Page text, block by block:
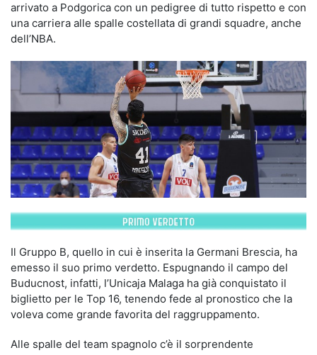
arrivato a Podgorica con un pedigree di tutto rispetto e con
una carriera alle spalle costellata di grandi squadre, anche
dell’NBA.
Il Gruppo B, quello in cui è inserita la Germani Brescia, ha
emesso il suo primo verdetto. Espugnando il campo del
Buducnost, infatti, l’Unicaja Malaga ha già conquistato il
biglietto per le Top 16, tenendo fede al pronostico che la
voleva come grande favorita del raggruppamento.
Alle spalle del team spagnolo c’è il sorprendente